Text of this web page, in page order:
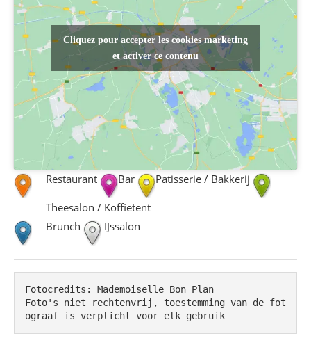
Cliquez pour accepter les cookies marketing
et activer ce contenu
Restaurant Bar Patisserie / Bakkerij
Theesalon / Koffietent
Brunch
IJssalon
Fotocredits: Mademoiselle Bon Plan
Foto's niet rechtenvrij, toestemming van de fot
ograaf is verplicht voor elk gebruik